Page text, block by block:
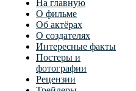
На главную
О фильме
Об актёрах
О создателях
Интересные факты
Постеры и
фотографии
Рецензии